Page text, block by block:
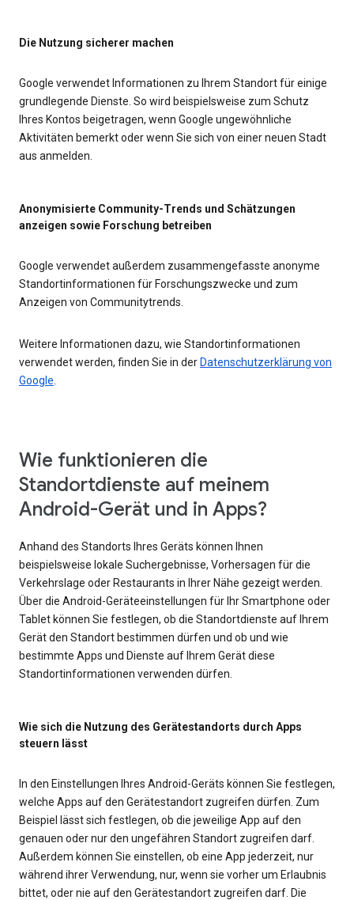
Die Nutzung sicherer machen
Google verwendet Informationen zu Ihrem Standort für einige
grundlegende Dienste. So wird beispielsweise zum Schutz
Ihres Kontos beigetragen, wenn Google ungewöhnliche
Aktivitäten bemerkt oder wenn Sie sich von einer neuen Stadt
aus anmelden.
Anonymisierte Community-Trends und Schätzungen
anzeigen sowie Forschung betreiben
Google verwendet außerdem zusammengefasste anonyme
Standortinformationen für Forschungszwecke und zum
Anzeigen von Communitytrends.
Weitere Informationen dazu, wie Standortinformationen
verwendet werden, finden Sie in der Datenschutzerklärung von
Google
Wie funktionieren die
Standortdienste auf meinem
Android-Gerät und in Apps?
Anhand des Standorts Ihres Geräts können Ihnen
beispielsweise lokale Suchergebnisse, Vorhersagen für die
Verkehrslage oder Restaurants in Ihrer Nähe gezeigt werden.
Über die Android-Geräteeinstellungen für Ihr Smartphone oder
Tablet können Sie festlegen, ob die Standortdienste auf Ihrem
Gerät den Standort bestimmen dürfen und ob und wie
bestimmte Apps und Dienste auf Ihrem Gerät diese
Standortinformationen verwenden dürfen.
Wie sich die Nutzung des Gerätestandorts durch Apps
steuern lässt
In den Einstellungen Ihres Android-Geräts können Sie festlegen,
welche Apps auf den Gerätestandort zugreifen dürfen. Zum
Beispiel lässt sich festlegen, ob die jeweilige App auf den
genauen oder nur den ungefähren Standort zugreifen darf.
Außerdem können Sie einstellen, ob eine App jederzeit, nur
während ihrer Verwendung, nur, wenn sie vorher um Erlaubnis
bittet, oder nie auf den Gerätestandort zugreifen darf. Die